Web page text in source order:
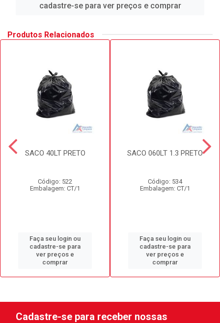
cadastre-se para ver preços e comprar
Produtos Relacionados
SACO 40LT PRETO
Código: 522
Embalagem: CT/1
Faça seu login ou
cadastre-se para
ver preços e
comprar
SACO 060LT 1.3 PRETO
Código: 534
Embalagem: CT/1
Faça seu login ou
cadastre-se para
ver preços e
comprar
Cadastre-se para receber nossas